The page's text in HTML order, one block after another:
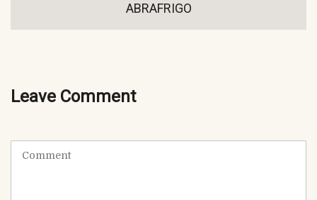
ABRAFRIGO
Leave Comment